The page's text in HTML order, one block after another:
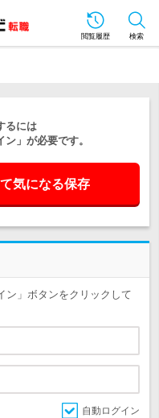
閲覧履歴 検索
るには
ン」が必要です。
気になる保存
ン」ボタンをクリックして
自動ログイン